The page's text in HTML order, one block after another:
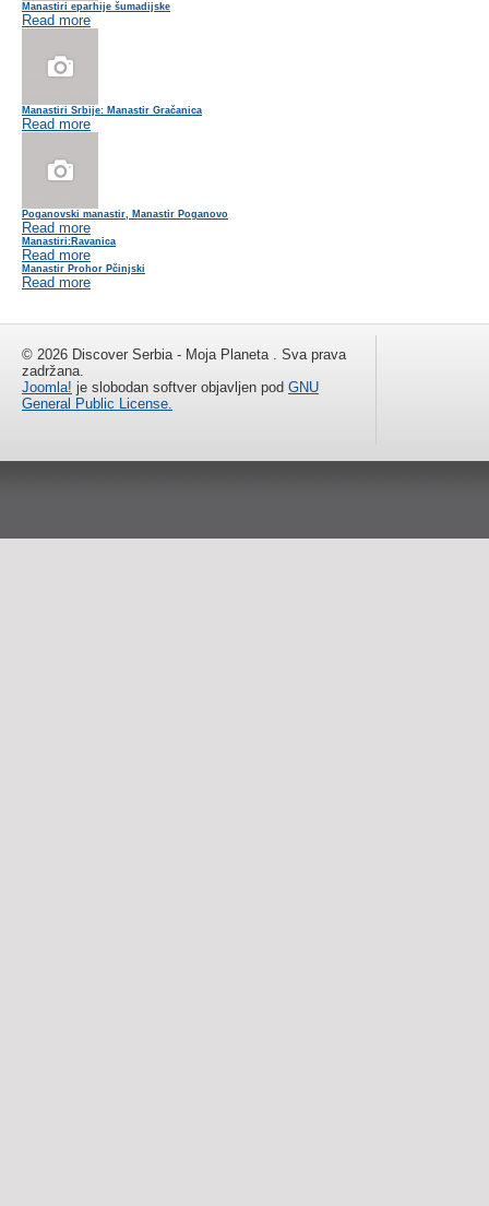
Manastiri eparhije šumadijske
Read more
Manastiri Srbije: Manastir Gračanica
Read more
Poganovski manastir, Manastir Poganovo
Read more
Manastiri:Ravanica
Read more
Manastir Prohor Pčinjski
Read more
© 2026 Discover Serbia - Moja Planeta . Sva prava
zadržana.
Joomla! je slobodan softver objavljen pod GNU
General Public License.